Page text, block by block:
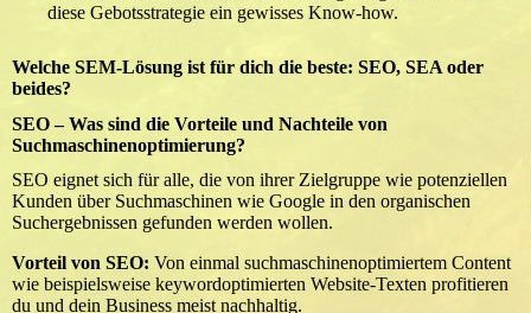
diese Gebotsstrategie ein gewisses Know-how.
Welche SEM-Lösung ist für dich die beste: SEO, SEA oder
beides?
SEO – Was sind die Vorteile und Nachteile von
Suchmaschinenoptimierung?
SEO eignet sich für alle, die von ihrer Zielgruppe wie potenziellen
Kunden über Suchmaschinen wie Google in den organischen
Suchergebnissen gefunden werden wollen.
Vorteil von SEO: Von einmal suchmaschinenoptimiertem Content
wie beispielsweise keywordoptimierten Website-Texten profitieren
du und dein Business meist nachhaltig.